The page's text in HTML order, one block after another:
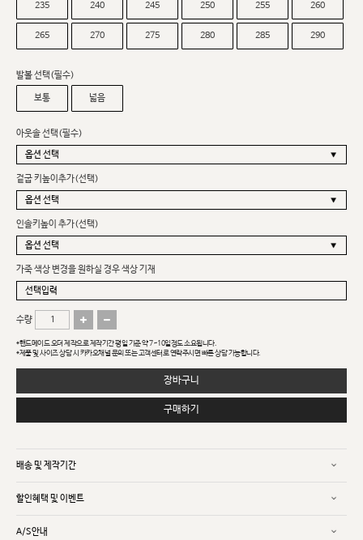
235 240 245 250 255 260
265 270 275 280 285 290
발볼 선택(필수)
보통 넓음
아웃솔 선택(필수)
겉굽 키높이추가(선택)
인솔키높이 추가(선택)
가죽 색상 변경을 원하실 경우 색상 기재
수량
*핸드메이드 오더 제작으로 제작기간 평일 기준 약 7~10일정도 소요됩니다.
*제품 및 사이즈 상담 시 카카오채널 문의 또는 고객센터로 연락주시면 빠른 상담 가능합니다.
장바구니
구매하기
배송 및 제작기간
할인혜택 및 이벤트
A/S안내